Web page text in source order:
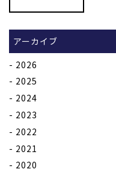
アーカイブ
2026
2025
2024
2023
2022
2021
2020